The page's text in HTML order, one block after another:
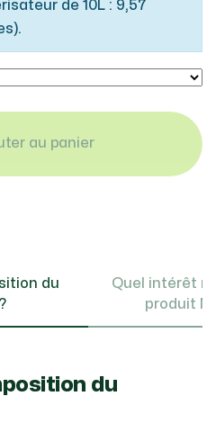
de 10L : 9,57
au panier
du
Quel intérêt
produit
du